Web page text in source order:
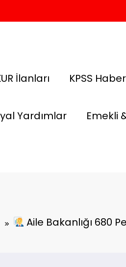
İlanları KPSS
Yardımlar Emekli
Aile Bakanlığı 680